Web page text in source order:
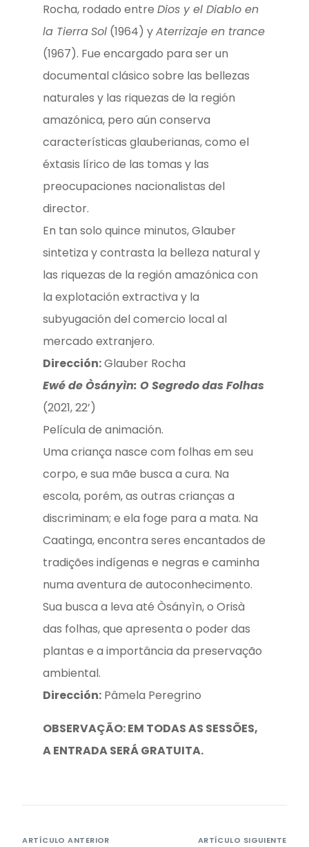
Rocha, rodado entre Dios y el Diablo en
la TierraSol(1964) yAterrizaje en trance
(1967). Fue encargado para ser un
documental clásico sobre las bellezas
naturales y las riquezas de la región
amazónica, pero aún conserva
características glauberianas, como el
éxtasis lírico de las tomas y las
preocupaciones nacionalistas del
director.
En tan solo quince minutos, Glauber
sintetiza y contrasta la belleza natural y
las riquezas de la región amazónica con
la explotación extractiva y la
subyugación del comercio local al
mercado extranjero.
Dirección:Glauber Rocha
Ewé de Òsányìn: O Segredo das Folhas
(2021, 22’)
Película de animación.
Uma criança nasce com folhas em seu
corpo, e sua mãe busca a cura. Na
escola, porém, as outras crianças a
discriminam; e ela foge para a mata. Na
Caatinga, encontra seres encantados de
tradições indígenas e negras e caminha
numa aventura de autoconhecimento.
Sua busca a leva até Òsányìn, o Orisà
das folhas, que apresenta o poder das
plantas e a importância da preservação
ambiental.
Dirección:Pâmela Peregrino
OBSERVAÇÃO: EM TODAS AS SESSÕES,
A ENTRADA SERÁ GRATUITA.
ARTÍCULO ANTERIOR ARTÍCULO SIGUIENTE